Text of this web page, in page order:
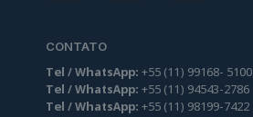
CONTATO
Tel / WhatsApp: +55 (11) 99168- 5100
Tel / WhatsApp: +55 (11) 94543-2786
Tel / WhatsApp: +55 (11) 98199-7422